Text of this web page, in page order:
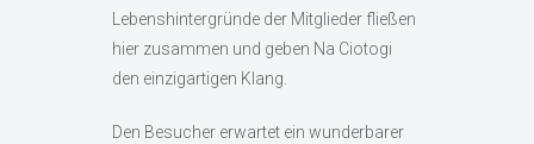
Lebenshintergründe der Mitglieder fließen
hier zusammen und geben Na Ciotogi
den einzigartigen Klang.
Den Besucher erwartet ein wunderbarer